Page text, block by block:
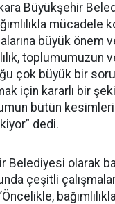
Büyükşehir
mücadele
büyük önem
toplumumuzun
çok büyük bir
için kararlı bir
bütün
dedi.
Belediyesi olarak
çeşitli çalışmalar